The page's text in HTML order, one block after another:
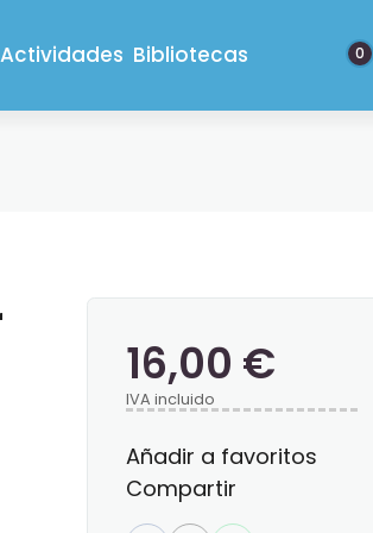
Actividades Bibliotecas 0
16,00 €
IVA incluido
Añadir a favoritos
Compartir